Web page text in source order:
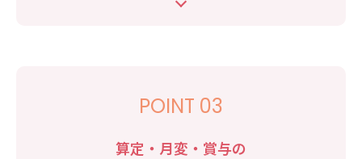
POINT 03
算定・月変・賞与の